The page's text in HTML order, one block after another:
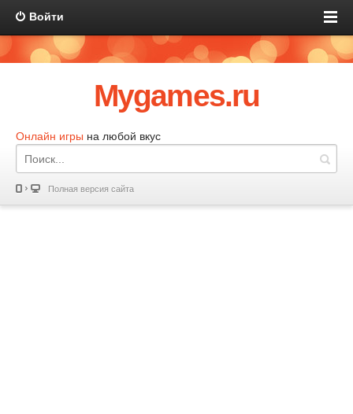
Войти
Mygames.ru
Онлайн игры на любой вкус
Полная версия сайта